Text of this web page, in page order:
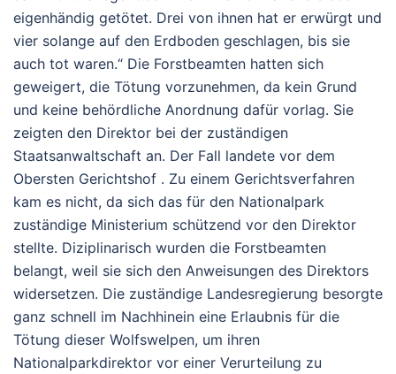
eigenhändig getötet. Drei von ihnen hat er erwürgt und
vier solange auf den Erdboden geschlagen, bis sie
auch tot waren.“ Die Forstbeamten hatten sich
geweigert, die Tötung vorzunehmen, da kein Grund
und keine behördliche Anordnung dafür vorlag. Sie
zeigten den Direktor bei der zuständigen
Staatsanwaltschaft an. Der Fall landete vor dem
Obersten Gerichtshof . Zu einem Gerichtsverfahren
kam es nicht, da sich das für den Nationalpark
zuständige Ministerium schützend vor den Direktor
stellte. Diziplinarisch wurden die Forstbeamten
belangt, weil sie sich den Anweisungen des Direktors
widersetzen. Die zuständige Landesregierung besorgte
ganz schnell im Nachhinein eine Erlaubnis für die
Tötung dieser Wolfswelpen, um ihren
Nationalparkdirektor vor einer Verurteilung zu